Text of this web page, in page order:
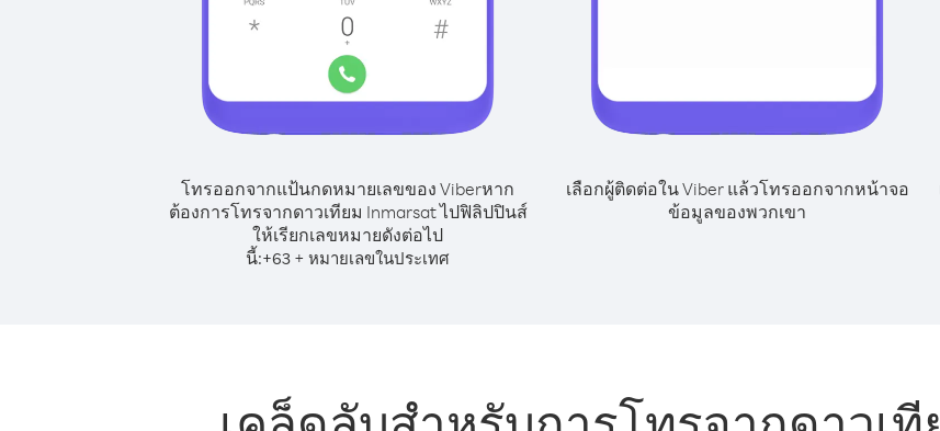
โทรออกจากแป้นกดหมายเลขของ Viberหาก
ต้องการโทรจากดาวเทียม Inmarsat ไปฟิลิปปินส์
ให้เรียกเลขหมายดังต่อไป
นี้:+63 + หมายเลขในประเทศ
เลือกผู้ติดต่อใน Viber แล้วโทรออกจากหน้าจอ
ข้อมูลของพวกเขา